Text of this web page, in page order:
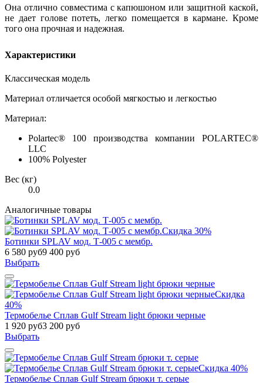
Она отлично совместима с капюшоном или защитной каской,
не дает голове потеть, легко помещается в кармане. Кроме
того она прочная и надежная.
Характеристики
Классическая модель
Материал отличается особой мягкостью и легкостью
Материал:
Polartec® 100 производства компании POLARTEC®
LLC
100% Polyester
Вес (кг)
0.0
Аналогичные товары
Скидка 30%
Ботинки SPLAV мод. Т-005 с мембр.
6 580 руб9 400 руб
Выбрать
Скидка
40%
Термобелье Сплав Gulf Stream light брюки черные
1 920 руб3 200 руб
Выбрать
Скидка 40%
Термобелье Сплав Gulf Stream брюки т. серые